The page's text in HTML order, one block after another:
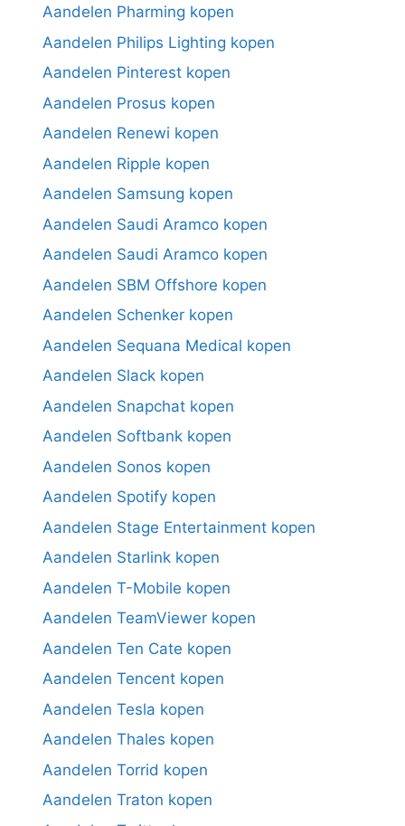
Aandelen Pharming kopen
Aandelen Philips Lighting kopen
Aandelen Pinterest kopen
Aandelen Prosus kopen
Aandelen Renewi kopen
Aandelen Ripple kopen
Aandelen Samsung kopen
Aandelen Saudi Aramco kopen
Aandelen Saudi Aramco kopen
Aandelen SBM Offshore kopen
Aandelen Schenker kopen
Aandelen Sequana Medical kopen
Aandelen Slack kopen
Aandelen Snapchat kopen
Aandelen Softbank kopen
Aandelen Sonos kopen
Aandelen Spotify kopen
Aandelen Stage Entertainment kopen
Aandelen Starlink kopen
Aandelen T-Mobile kopen
Aandelen TeamViewer kopen
Aandelen Ten Cate kopen
Aandelen Tencent kopen
Aandelen Tesla kopen
Aandelen Thales kopen
Aandelen Torrid kopen
Aandelen Traton kopen